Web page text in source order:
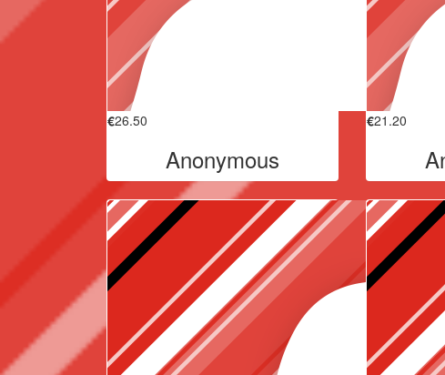
€26.50
Anonymous
€21.20